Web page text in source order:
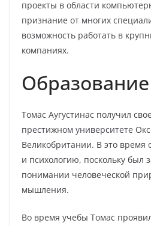
проекты в области
признание от многих
возможность работать в
компаниях.
Образование
Томас Аугустинас получил
престижном университете
Великобритании. В это
и психологию, поскольку был
понимании человеческой
мышления.
Во время учебы Томас